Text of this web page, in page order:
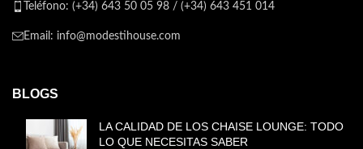
Teléfono: (+34) 643 50 05 98 / (+34) 643 451 014
Email: info@modestihouse.com
BLOGS
LA CALIDAD DE LOS CHAISE LOUNGE: TODO
LO QUE NECESITAS SABER